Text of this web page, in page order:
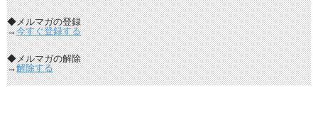
◆メルマガの登録
→今すぐ登録する
◆メルマガの解除
→解除する